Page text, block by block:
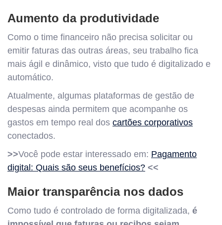
Aumento da produtividade
Como o time financeiro não precisa solicitar ou
emitir faturas das outras áreas, seu trabalho fica
mais ágil e dinâmico, visto que tudo é digitalizado e
automático.
Atualmente, algumas plataformas de gestão de
despesas ainda permitem que acompanhe os
gastos em tempo real dos cartões corporativos
conectados.
>>Você pode estar interessado em: Pagamento
digital: Quais são seus benefícios? <<
Maior transparência nos dados
Como tudo é controlado de forma digitalizada, é